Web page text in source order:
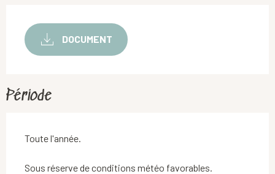
DOCUMENT
Période
Toute l'année.
Sous réserve de conditions météo favorables.